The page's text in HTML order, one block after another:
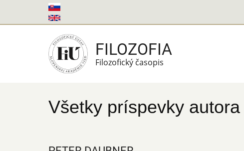
na
FILOZOFIA
Filozofický časopis
Všetky príspevky autora